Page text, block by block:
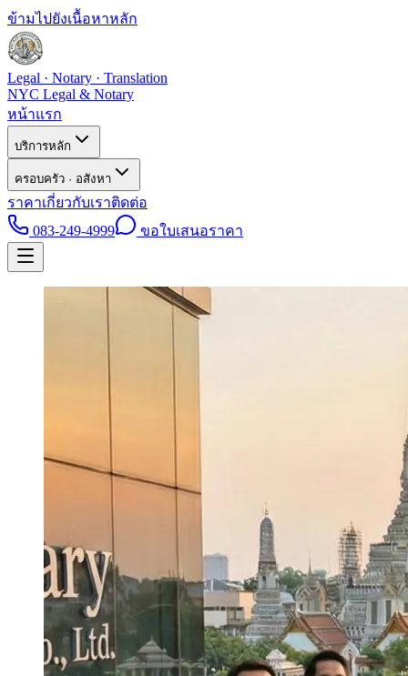
ข้ามไปยังเนื้อหาหลัก
Legal · Notary · Translation
NYC Legal & Notary
หน้าแรก
บริการหลัก
ครอบครัว · อสังหา
ราคาเกี่ยวกับเราติดต่อ
083-249-4999
ขอใบเสนอราคา